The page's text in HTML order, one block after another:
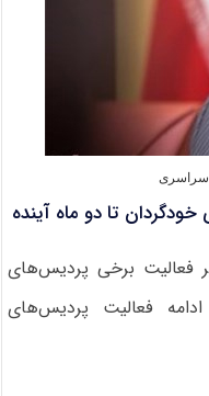
سراسری
تا دو ماه آینده
فعالیت برخی پردیس‌های
فعالیت پردیس‌های